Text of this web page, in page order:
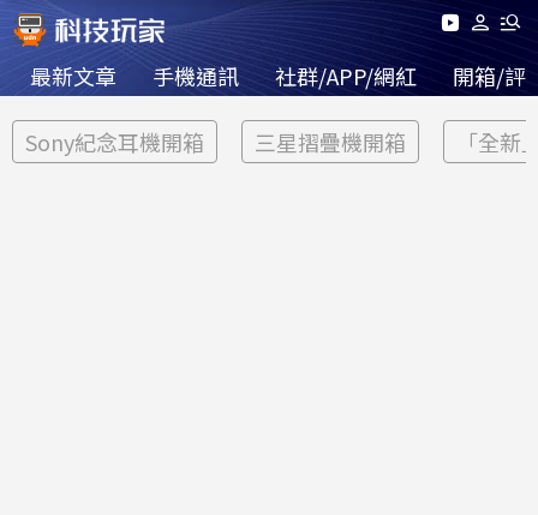
最新文章 手機通訊 社群/APP/網紅 開箱/評
Sony紀念耳機開箱 三星摺疊機開箱 「全新